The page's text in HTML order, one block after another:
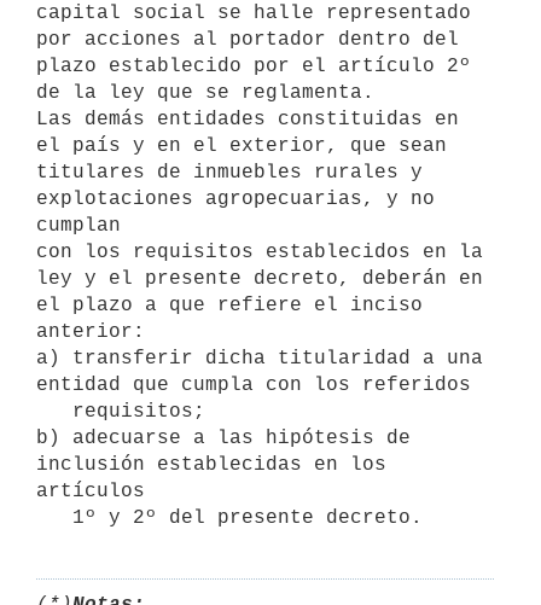
capital social se halle representado
por acciones al portador dentro del
plazo establecido por el artículo 2º
de la ley que se reglamenta.
Las demás entidades constituidas en
el país y en el exterior, que sean
titulares de inmuebles rurales y
explotaciones agropecuarias, y no
cumplan
con los requisitos establecidos en la
ley y el presente decreto, deberán en
el plazo a que refiere el inciso
anterior:
a) transferir dicha titularidad a una
entidad que cumpla con los referidos
b) adecuarse a las hipótesis de
inclusión establecidas en los
artículos